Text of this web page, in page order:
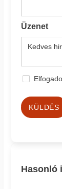
Üzenet
KÜLDÉS
Hasonló